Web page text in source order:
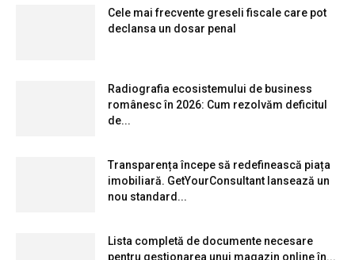
Cele mai frecvente greseli fiscale care pot
declansa un dosar penal
Radiografia ecosistemului de business
românesc în 2026: Cum rezolvăm deficitul
de...
Transparența începe să redefinească piața
imobiliară. GetYourConsultant lansează un
nou standard...
Lista completă de documente necesare
pentru gestionarea unui magazin online în...